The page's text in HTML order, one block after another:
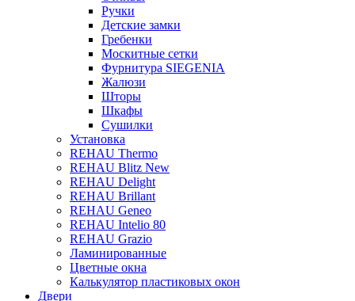
Ручки
Детские замки
Гребенки
Москитные сетки
Фурнитура SIEGENIA
Жалюзи
Шторы
Шкафы
Сушилки
Установка
REHAU Thermo
REHAU Blitz New
REHAU Delight
REHAU Brillant
REHAU Geneo
REHAU Intelio 80
REHAU Grazio
Ламинированные
Цветные окна
Калькулятор пластиковых окон
Двери